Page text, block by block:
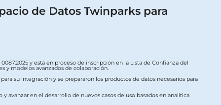
de Datos Twinparks para
y está en proceso de inscripción en la Lista de Confianza del
y modelos avanzados de colaboración.
su integración y se prepararon los productos de datos necesarios para
en el desarrollo de nuevos casos de uso basados en analítica